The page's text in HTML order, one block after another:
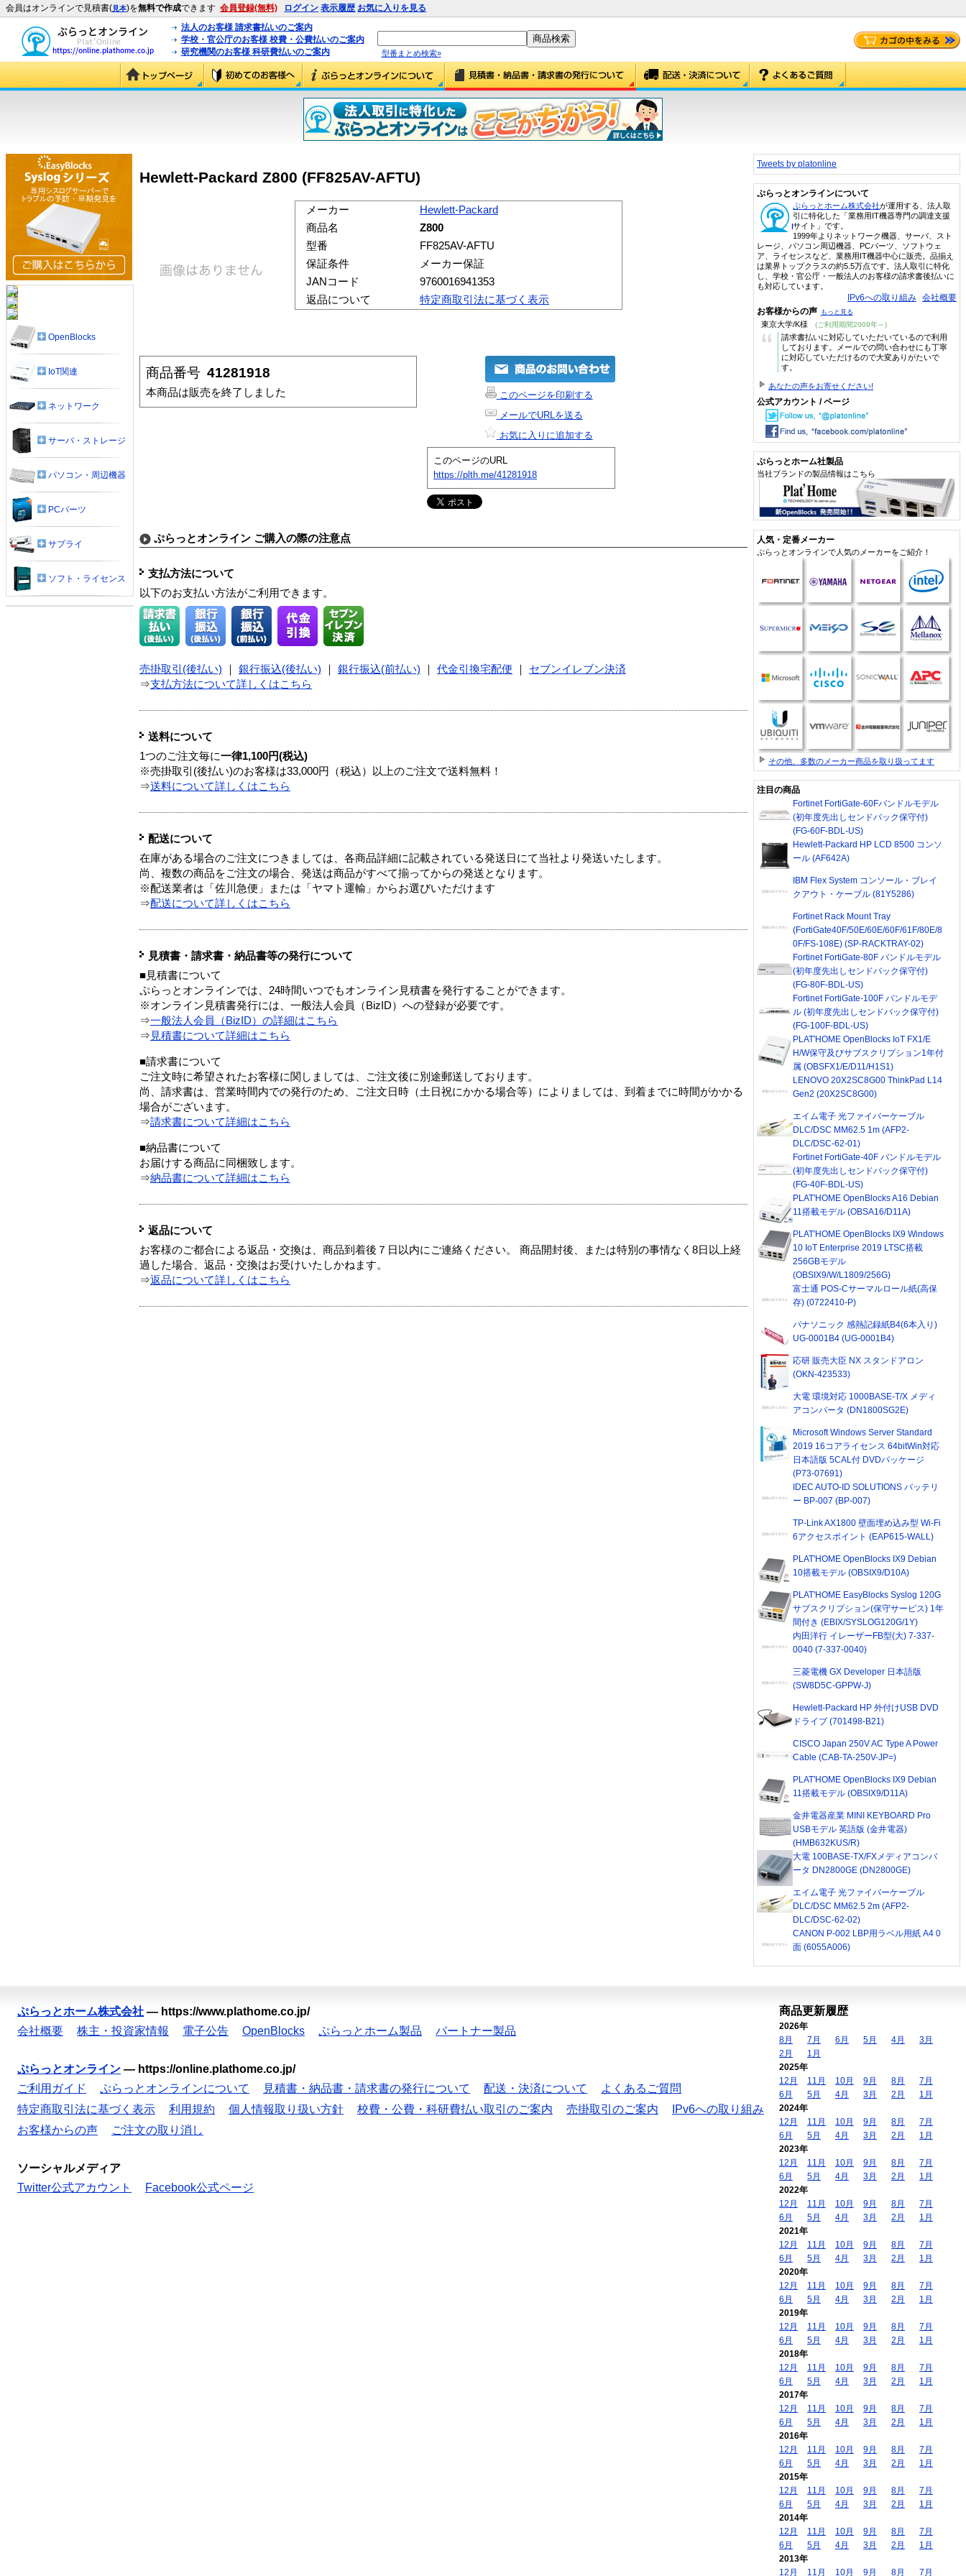
会員はオンラインで見積書(見本)を無料で作成できます 会員登録(無料) ログイン 表示履歴 お気に入りを見る
法人のお客様 請求書払いのご案内
学校・官公庁のお客様 校費・公費払いのご案内
研究機関のお客様 科研費払いのご案内
型番まとめ検索»
Hewlett-Packard Z800 (FF825AV-AFTU)
メーカー
Hewlett-Packard
商品名
Z800
型番
FF825AV-AFTU
保証条件
メーカー保証
JANコード
9760016941353
返品について
特定商取引法に基づく表示
商品番号 41281918
本商品は販売を終了しました
このページを印刷する
メールでURLを送る
お気に入りに追加する
このページのURL
https://plth.me/41281918
ぷらっとオンライン ご購入の際の注意点
支払方法について
以下のお支払い方法がご利用できます。
売掛取引(後払い) 銀行振込(後払い) 銀行振込(前払い) 代金引換宅配便
セブンイレブン決済
⇒支払方法について詳しくはこちら
送料について
1つのご注文毎に一律1,100円(税込)
※売掛取引(後払い)のお客様は33,000円（税込）以上のご注文で送料無料！
⇒送料について詳しくはこちら
配送について
在庫がある場合のご注文につきましては、各商品詳細に記載されている発送日にて当社より発送いたします。
尚、複数の商品をご注文の場合、発送は商品がすべて揃ってからの発送となります。
※配送業者は「佐川急便」または「ヤマト運輸」からお選びいただけます
⇒配送について詳しくはこちら
見積書・請求書・納品書等の発行について
■見積書について
ぷらっとオンラインでは、24時間いつでもオンライン見積書を発行することができます。
※オンライン見積書発行には、一般法人会員（BizID）への登録が必要です。
⇒一般法人会員（BizID）の詳細はこちら
⇒ 見積書について詳細はこちら
■請求書について
ご注文時に希望されたお客様に関しましては、ご注文後に別途郵送しております。
尚、請求書は、営業時間内での発行のため、ご注文日時（土日祝にかかる場合等）によりましては、到着までに時間がかかる
場合がございます。
⇒請求書について詳細はこちら
■納品書について
お届けする商品に同梱致します。
⇒納品書について詳細はこちら
返品について
お客様のご都合による返品・交換は、商品到着後７日以内にご連絡ください。 商品開封後、または特別の事情なく8日以上経
過した場合、返品・交換はお受けいたしかねます。
⇒返品について詳しくはこちら
OpenBlocks
IoT関連
ネットワーク
サーバ・ストレージ
パソコン・周辺機器
PCパーツ
サプライ
ソフト・ライセンス
Tweets by platonline
ぷらっとオンラインについて
ぷらっとホーム株式会社が運用する、法人取
引に特化した「業務用IT機器専門の調達支援
サイト」です。
1999年よりネットワーク機器、サーバ、スト
レージ、パソコン周辺機器、PCパーツ、ソフトウェ
ア、ライセンスなど、業務用IT機器中心に販売。品揃え
は業界トップクラスの約5.5万点です。法人取引に特化
し、学校・官公庁・一般法人のお客様の請求書後払いに
も対応しています。
IPv6への取り組み 会社概要
お客様からの声 もっと見る
東京大学/K様 (ご利用期間2009年～)
“
請求書払いに対応していただいているので利用
しております。メールでの問い合わせにも丁寧
に対応していただけるので大変ありがたいで
す。
あなたの声をお寄せください!
公式アカウント / ページ
ぷらっとホーム社製品
当社ブランドの製品情報はこちら
人気・定番メーカー
ぷらっとオンラインで人気のメーカーをご紹介！
その他、多数のメーカー商品を取り扱ってます
注目の商品
Fortinet FortiGate-60Fバンドルモデル
(初年度先出しセンドバック保守付)
(FG-60F-BDL-US)
Hewlett-Packard HP LCD 8500 コンソ
ール (AF642A)
IBM Flex System コンソール・ブレイ
クアウト・ケーブル (81Y5286)
Fortinet Rack Mount Tray
(FortiGate40F/50E/60E/60F/61F/80E/8
0F/FS-108E) (SP-RACKTRAY-02)
Fortinet FortiGate-80F バンドルモデル
(初年度先出しセンドバック保守付)
(FG-80F-BDL-US)
Fortinet FortiGate-100F バンドルモデ
ル (初年度先出しセンドバック保守付)
(FG-100F-BDL-US)
PLAT'HOME OpenBlocks IoT FX1/E
H/W保守及びサブスクリプション1年付
属 (OBSFX1/E/D11/H1S1)
LENOVO 20X2SC8G00 ThinkPad L14
Gen2 (20X2SC8G00)
エイム電子 光ファイバーケーブル
DLC/DSC MM62.5 1m (AFP2-
DLC/DSC-62-01)
Fortinet FortiGate-40F バンドルモデル
(初年度先出しセンドバック保守付)
(FG-40F-BDL-US)
PLAT'HOME OpenBlocks A16 Debian
11搭載モデル (OBSA16/D11A)
PLAT'HOME OpenBlocks IX9 Windows
10 IoT Enterprise 2019 LTSC搭載
256GBモデル
(OBSIX9/W/L1809/256G)
富士通 POS-Cサーマルロール紙(高保
存) (0722410-P)
パナソニック 感熱記録紙B4(6本入り)
UG-0001B4 (UG-0001B4)
応研 販売大臣 NX スタンドアロン
(OKN-423533)
大電 環境対応 1000BASE-T/X メディ
アコンバータ (DN1800SG2E)
Microsoft Windows Server Standard
2019 16コアライセンス 64bitWin対応
日本語版 5CAL付 DVDパッケージ
(P73-07691)
IDEC AUTO-ID SOLUTIONS バッテリ
ー BP-007 (BP-007)
TP-Link AX1800 壁面埋め込み型 Wi-Fi
6アクセスポイント (EAP615-WALL)
PLAT'HOME OpenBlocks IX9 Debian
10搭載モデル (OBSIX9/D10A)
PLAT'HOME EasyBlocks Syslog 120G
サブスクリプション(保守サービス) 1年
間付き (EBIX/SYSLOG120G/1Y)
内田洋行 イレーザーFB型(大) 7-337-
0040 (7-337-0040)
三菱電機 GX Developer 日本語版
(SW8D5C-GPPW-J)
Hewlett-Packard HP 外付けUSB DVD
ドライブ (701498-B21)
CISCO Japan 250V AC Type A Power
Cable (CAB-TA-250V-JP=)
PLAT'HOME OpenBlocks IX9 Debian
11搭載モデル (OBSIX9/D11A)
金井電器産業 MINI KEYBOARD Pro
USBモデル 英語版 (金井電器)
(HMB632KUS/R)
大電 100BASE-TX/FXメディアコンバ
ータ DN2800GE (DN2800GE)
エイム電子 光ファイバーケーブル
DLC/DSC MM62.5 2m (AFP2-
DLC/DSC-62-02)
CANON P-002 LBP用ラベル用紙 A4 0
面 (6055A006)
ぷらっとホーム株式会社 — https://www.plathome.co.jp/
会社概要
株主・投資家情報 電子公告 OpenBlocks ぷらっとホーム製品 パートナー製品
ぷらっとオンライン — https://online.plathome.co.jp/
ご利用ガイド
ぷらっとオンラインについて 見積書・納品書・請求書の発行について 配送・決済について
よくあるご質問
特定商取引法に基づく表示
利用規約 個人情報取り扱い方針 校費・公費・科研費払い取引のご案内 売掛取引のご案内
IPv6への取り組み
お客様からの声
ご注文の取り消し
ソーシャルメディア
Twitter公式アカウント
Facebook公式ページ
商品更新履歴
2026年
8月
7月 6月 5月 4月
3月
2月
1月
2025年
12月
11月 10月 9月 8月
7月
6月
5月 4月 3月 2月
1月
2024年
12月
11月 10月 9月 8月
7月
6月
5月 4月 3月 2月
1月
2023年
12月
11月 10月 9月 8月
7月
6月
5月 4月 3月 2月
1月
2022年
12月
11月 10月 9月 8月
7月
6月
5月 4月 3月 2月
1月
2021年
12月
11月 10月 9月 8月
7月
6月
5月 4月 3月 2月
1月
2020年
12月
11月 10月 9月 8月
7月
6月
5月 4月 3月 2月
1月
2019年
12月
11月 10月 9月 8月
7月
6月
5月 4月 3月 2月
1月
2018年
12月
11月 10月 9月 8月
7月
6月
5月 4月 3月 2月
1月
2017年
12月
11月 10月 9月 8月
7月
6月
5月 4月 3月 2月
1月
2016年
12月
11月 10月 9月 8月
7月
6月
5月 4月 3月 2月
1月
2015年
12月
11月 10月 9月 8月
7月
6月
5月 4月 3月 2月
1月
2014年
12月
11月 10月 9月 8月
7月
6月
5月 4月 3月 2月
1月
2013年
12月
11月 10月 9月 8月 7月